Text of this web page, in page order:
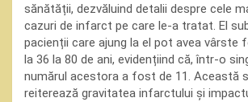
sănătății, dezvăluind detalii despre cele
cazuri de infarct pe care le-a tratat. El
pacienții care ajung la el pot avea vârste
la 36 la 80 de ani, evidențiind că, într-o
numărul acestora a fost de 11. Această
reiterează gravitatea infarctului și